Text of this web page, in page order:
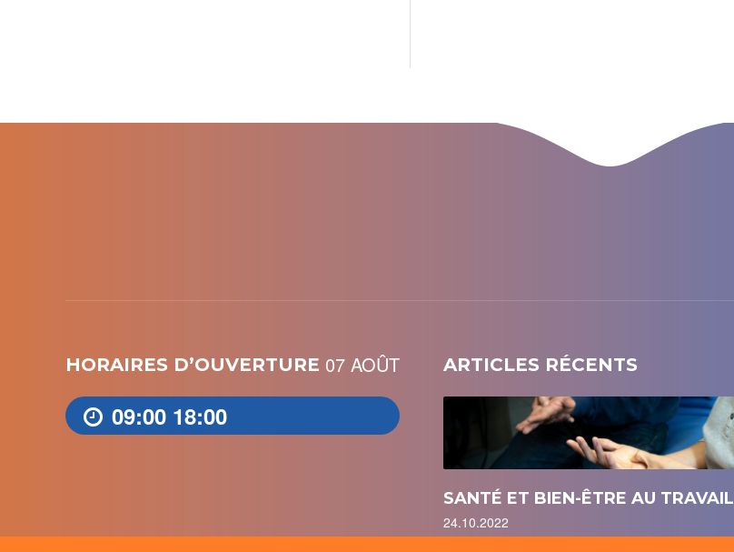
HORAIRES D’OUVERTURE 07 AOÛT
09:00 18:00
ARTICLES RÉCENTS
SANTÉ ET BIEN-ÊTRE AU TRAVAIL
24.10.2022